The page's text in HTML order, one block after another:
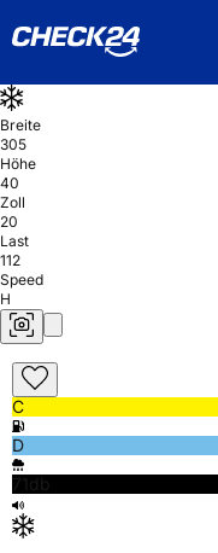
Breite
305
Höhe
40
Zoll
20
Last
112
Speed
H
C
D
71db